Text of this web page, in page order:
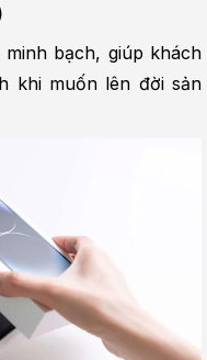
bạch, giúp khách
khi muốn lên đời sản